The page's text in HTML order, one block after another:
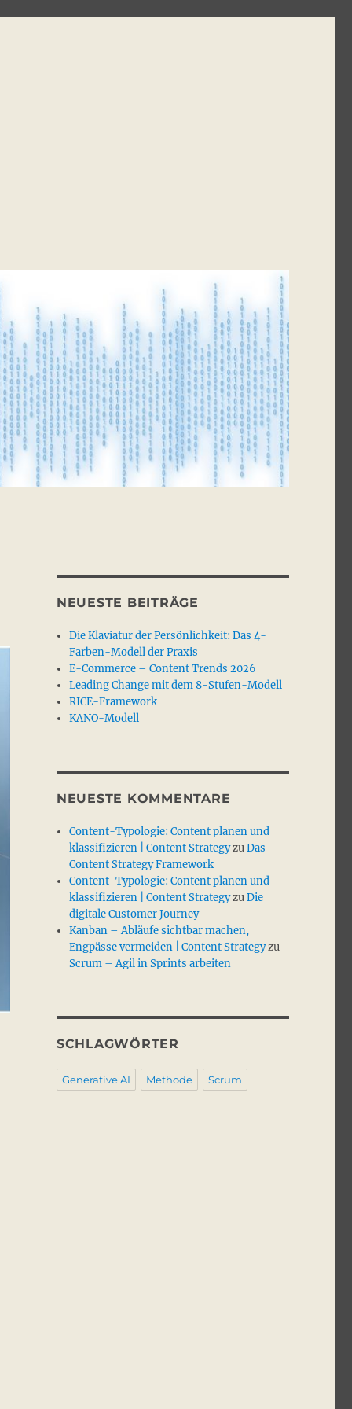
NEUESTE BEITRÄGE
Die Klaviatur der Persönlichkeit: Das 4-
Farben-Modell der Praxis
E-Commerce – Content Trends 2026
Leading Change mit dem 8-Stufen-Modell
RICE-Framework
KANO-Modell
NEUESTE KOMMENTARE
Content-Typologie: Content planen und
klassifizieren | Content StrategyzuDas
Content Strategy Framework
Content-Typologie: Content planen und
klassifizieren | Content StrategyzuDie
digitale Customer Journey
Kanban – Abläufe sichtbar machen,
Engpässe vermeiden | Content Strategyzu
Scrum – Agil in Sprints arbeiten
SCHLAGWÖRTER
Generative AI Methode Scrum